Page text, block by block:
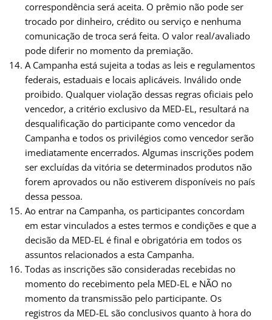
correspondência será aceita. O prêmio não pode ser
trocado por dinheiro, crédito ou serviço e nenhuma
comunicação de troca será feita. O valor real/avaliado
pode diferir no momento da premiação.
A Campanha está sujeita a todas as leis e regulamentos
federais, estaduais e locais aplicáveis. Inválido onde
proibido. Qualquer violação dessas regras oficiais pelo
vencedor, a critério exclusivo da MED-EL, resultará na
desqualificação do participante como vencedor da
Campanha e todos os privilégios como vencedor serão
imediatamente encerrados. Algumas inscrições podem
ser excluídas da vitória se determinados produtos não
forem aprovados ou não estiverem disponíveis no país
dessa pessoa.
Ao entrar na Campanha, os participantes concordam
em estar vinculados a estes termos e condições e que a
decisão da MED-EL é final e obrigatória em todos os
assuntos relacionados a esta Campanha.
Todas as inscrições são consideradas recebidas no
momento do recebimento pela MED-EL e NÃO no
momento da transmissão pelo participante. Os
registros da MED-EL são conclusivos quanto à hora do